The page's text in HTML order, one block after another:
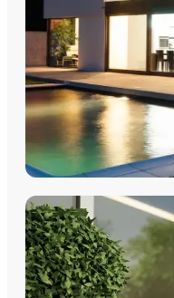
FENÊTRES
Fenêtres PVC Fenêtres
Fenêtres Bois
Découvrez nos fenêtres